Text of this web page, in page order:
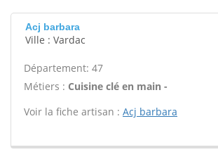
Acj barbara
Ville : Vardac
Département: 47
Métiers : Cuisine clé en main -
Voir la fiche artisan : Acj barbara